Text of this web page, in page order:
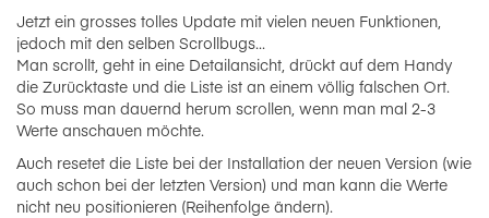
Jetzt ein grosses tolles Update mit vielen neuen Funktionen,
jedoch mit den selben Scrollbugs...
Man scrollt, geht in eine Detailansicht, drückt auf dem Handy
die Zurücktaste und die Liste ist an einem völlig falschen Ort.
So muss man dauernd herum scrollen, wenn man mal 2-3
Werte anschauen möchte.
Auch resetet die Liste bei der Installation der neuen Version (wie
auch schon bei der letzten Version) und man kann die Werte
nicht neu positionieren (Reihenfolge ändern).